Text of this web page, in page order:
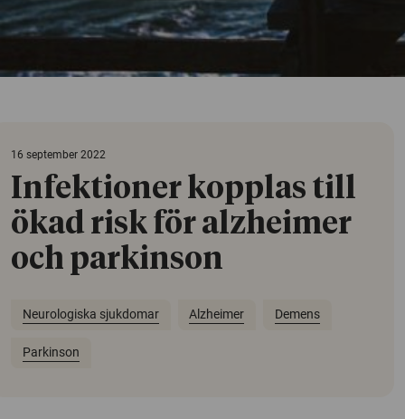
16 september 2022
Infektioner kopplas till
ökad risk för alzheimer
och parkinson
Neurologiska sjukdomar Alzheimer Demens
Parkinson